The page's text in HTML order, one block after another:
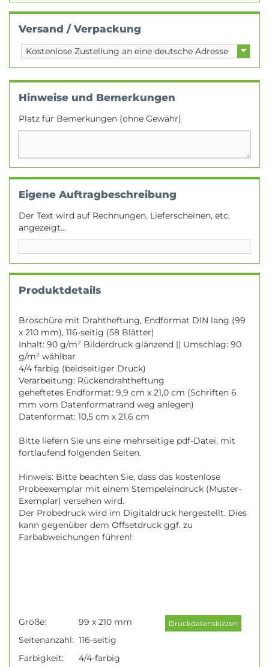
Versand / Verpackung
Hinweise und Bemerkungen
Platz für Bemerkungen (ohne Gewähr)
Eigene Auftragbeschreibung
Der Text wird auf Rechnungen, Lieferscheinen, etc.
angezeigt...
Produktdetails
Broschüre mit Drahtheftung, Endformat DIN lang (99
x 210 mm), 116-seitig (58 Blätter)
Inhalt: 90 g/m² Bilderdruck glänzend || Umschlag: 90
g/m² wählbar
4/4 farbig (beidseitiger Druck)
Verarbeitung: Rückendrahtheftung
geheftetes Endformat: 9,9 cm x 21,0 cm (Schriften 6
mm vom Datenformatrand weg anlegen)
Datenformat: 10,5 cm x 21,6 cm
Bitte liefern Sie uns eine mehrseitige pdf-Datei, mit
fortlaufend folgenden Seiten.
Hinweis: Bitte beachten Sie, dass das kostenlose
Probeexemplar mit einem Stempeleindruck (Muster-
Exemplar) versehen wird.
Der Probedruck wird im Digitaldruck hergestellt. Dies
kann gegenüber dem Offsetdruck ggf. zu
Farbabweichungen führen!
Größe:
99 x 210 mm
Seitenanzahl: 116-seitig
Farbigkeit:
4/4-farbig